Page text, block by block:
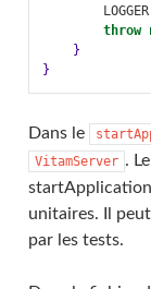
LOGGER
throw
}
}
Dans le
VitamServer . Le
startApplication
unitaires. Il
par les tests.